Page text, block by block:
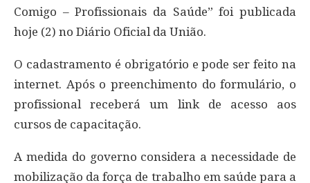
Comigo – Profissionais da Saúde” foi publicada
hoje (2) no Diário Oficial da União.
O cadastramento é obrigatório e pode ser feito na
internet. Após o preenchimento do formulário, o
profissional receberá um link de acesso aos
cursos de capacitação.
A medida do governo considera a necessidade de
mobilização da força de trabalho em saúde para a